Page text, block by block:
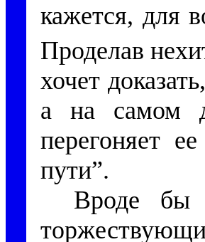
кажется, для
Проделав
хочет
а на самом
перегоняет
пути”.
Вроде бы